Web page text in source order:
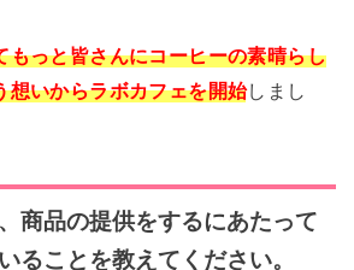
もっと皆さんにコーヒーの素晴らし
想いからラボカフェを開始しまし
商品の提供をするにあたって
ることを教えてください。